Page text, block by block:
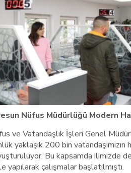
Giresunlu sürücü
Nüfus Müdürlüğü Modern
ve Vatandaşlık İşleri Genel
yaklaşık 200 bin
Bu kapsamda ilimizde
yapılarak çalışmalar başlatılmıştı.